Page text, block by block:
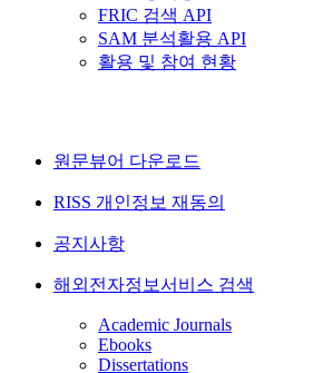
FRIC 검색 API
SAM 분석활용 API
활용 및 참여 현황
원문뷰어 다운로드
RISS 개인정보 재동의
공지사항
해외전자정보서비스 검색
Academic Journals
Ebooks
Dissertations